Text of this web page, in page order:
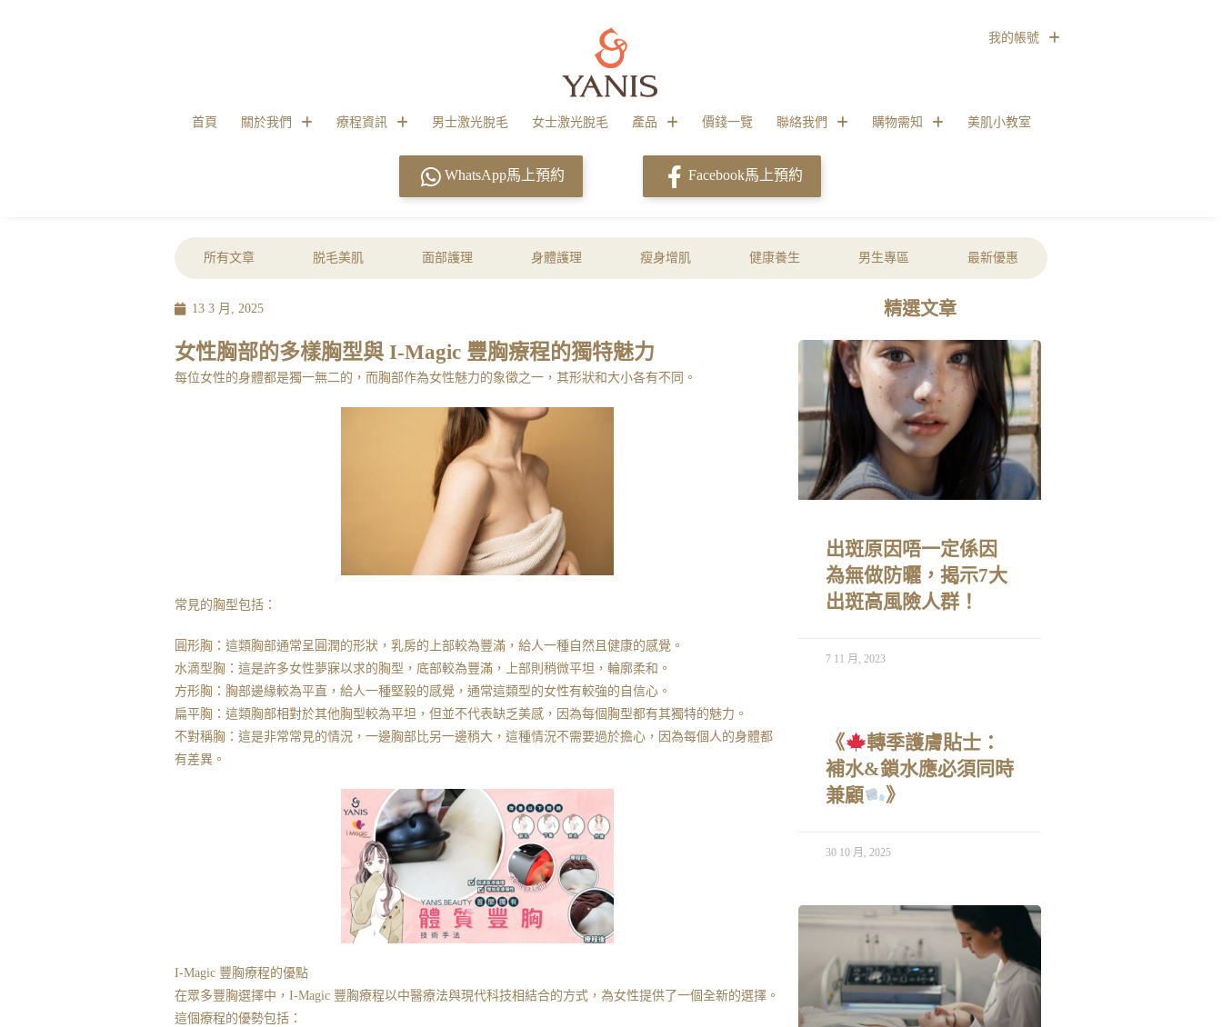
首頁 關於我們 療程資訊 男士激光脫毛 女士激光脫毛 產品 價錢一覽 聯絡我們 購物需知 美肌小教室
我的帳號
WhatsApp馬上預約 Facebook馬上預約
所有文章 脱毛美肌 面部護理 身體護理 瘦身增肌 健康養生 男生專區 最新優惠
13 3 月, 2025
女性胸部的多樣胸型與 I-Magic 豐胸療程的獨特魅力
每位女性的身體都是獨一無二的，而胸部作為女性魅力的象徵之一，其形狀和大小各有不同。
常見的胸型包括：
圓形胸：這類胸部通常呈圓潤的形狀，乳房的上部較為豐滿，給人一種自然且健康的感覺。
水滴型胸：這是許多女性夢寐以求的胸型，底部較為豐滿，上部則稍微平坦，輪廓柔和。
方形胸：胸部邊緣較為平直，給人一種堅毅的感覺，通常這類型的女性有較強的自信心。
扁平胸：這類胸部相對於其他胸型較為平坦，但並不代表缺乏美感，因為每個胸型都有其獨特的魅力。
不對稱胸：這是非常常見的情況，一邊胸部比另一邊稍大，這種情況不需要過於擔心，因為每個人的身體都
有差異。
I-Magic 豐胸療程的優點
在眾多豐胸選擇中，I-Magic 豐胸療程以中醫療法與現代科技相結合的方式，為女性提供了一個全新的選擇。
這個療程的優勢包括：
精選文章
出斑原因唔一定係因
為無做防曬，揭示7大
出斑高風險人群！
7 11 月, 2023
《
轉季護膚貼士：
補水&鎖水應必須同時
兼顧
》
30 10 月, 2025